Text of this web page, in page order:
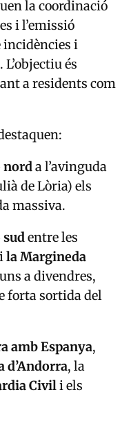
la coordinació
i l’emissió
incidències i
és
a residents com
norda l’avinguda
de Lòria) els
massiva.
entre les
ila Margineda
a divendres,
forta sortida del
amb Espanya,
d’Andorra, la
Civili els